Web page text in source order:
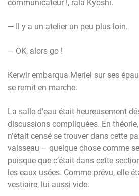
communicateur !, râla Kyoshi.
— Il y a un atelier un peu plus loin.
— OK, alors go !
Kerwir embarqua Meriel sur ses
se remit en marche.
La salle d’eau était heureusement
discussions compliquées. En
n’était censé se trouver dans cette
vaisseau – quelque chose comme
puisque que c’était dans cette
les eaux usées. Comme prévu, elle
vestiaire, lui aussi vide.